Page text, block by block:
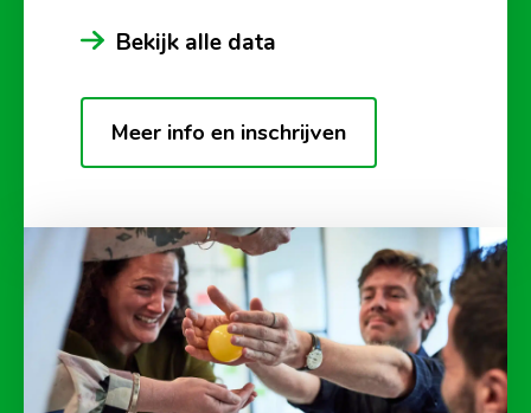
Bekijk alle data
Meer info en inschrijven